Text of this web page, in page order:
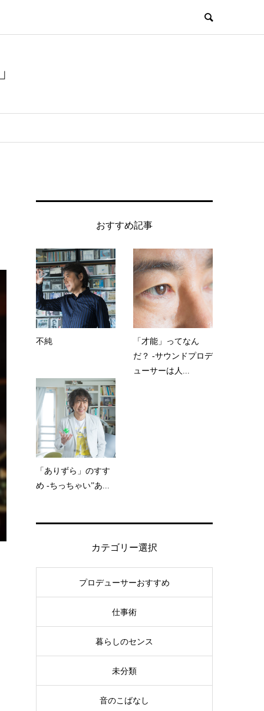
おすすめ記事
不純
「才能」ってなん
だ？ -サウンドプロデ
ューサーは人...
「ありずら」のすす
め -ちっちゃい”あ...
カテゴリー選択
プロデューサーおすすめ
仕事術
暮らしのセンス
未分類
音のこばなし